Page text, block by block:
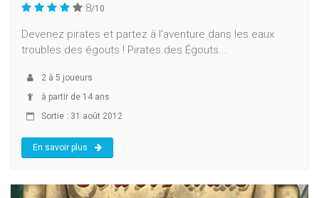
8/10
Devenez pirates et partez à l'aventure dans les eaux
troubles des égouts ! Pirates des Égouts...
2 à 5 joueurs
à partir de 14 ans
Sortie : 31 août 2012
En savoir plus